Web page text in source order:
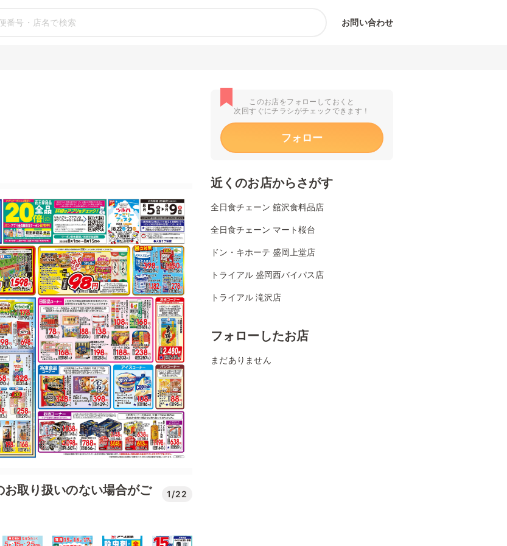
お問い合わせ
取り扱いのない場合がご
1/22
このお店をフォローしておくと
次回すぐにチラシがチェックできます！
フォロー
近くのお店からさがす
全日食チェーン 舘沢食料品店
全日食チェーン マート桜台
ドン・キホーテ 盛岡上堂店
トライアル 盛岡西バイパス店
トライアル 滝沢店
フォローしたお店
まだありません